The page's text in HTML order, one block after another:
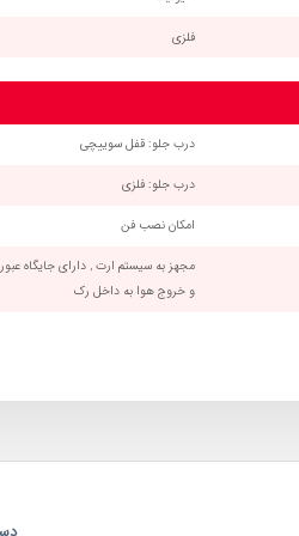
فلزی
درب جلو: قفل سوییچی
درب جلو: فلزی
امکان نصب فن
مجهز به سیستم ارت , دارای جایگاه
و خروج هوا به داخل رک